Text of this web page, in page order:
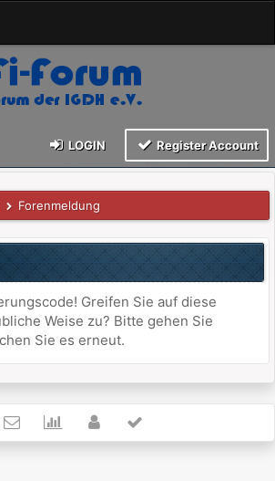
LOGIN Register Account
Forenmeldung
Greifen Sie auf diese
Weise zu? Bitte gehen Sie
Sie es erneut.